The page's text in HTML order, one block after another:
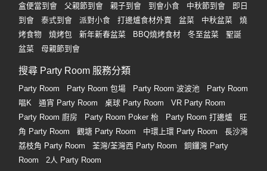
盒便當到會
父親節到會 親子到會 到會小食 中秋節到會
即日
到會
泰式到會 派對小食 打邊爐食材外賣 盆菜 中秋盆菜
燒
烤食物
燒烤包 新年新春盆菜 BBQ燒烤食材 冬至盆菜
聖誕
盆菜
母親節到會
搜尋 Party Room 服務分類
Party Room Party Room 包場 Party Room 波波池
Party Room
唱K
通宵 Party Room 桌球 Party Room
VR Party Room
Party Room 廚房
Party Room Poker 枱 Party Room 打邊爐
旺
角 Party Room
觀塘 Party Room 中環上環 Party Room
長沙灣
荔枝角 Party Room
荃灣/荃灣西 Party Room
銅鑼灣 Party
Room
2人 Party Room